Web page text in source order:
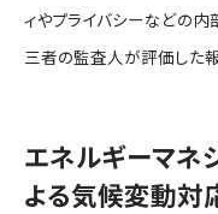
ィやプライバシーなどの
三者の監査人が評価した
エネルギーマネ
よる気候変動対